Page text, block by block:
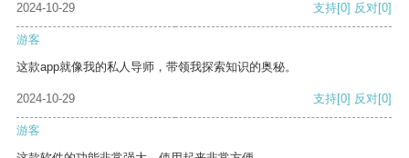
2024-10-29
支持[0] 反对[0]
游客
这款app就像我的私人导师，带领我探索知识的奥秘。
2024-10-29 支持[0] 反对[0]
游客